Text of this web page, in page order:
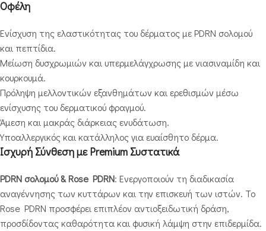
Οφέλη
Ενίσχυση της ελαστικότητας του δέρματος με PDRN σολομού
και πεπτίδια.
Μείωση δυσχρωμιών και υπερμελάγχρωσης με νιασιναμίδη και
κουρκουμά.
Πρόληψη μελλοντικών εξανθημάτων και ερεθισμών μέσω
ενίσχυσης του δερματικού φραγμού.
Άμεση και μακράς διάρκειας ενυδάτωση.
Υποαλλεργικός και κατάλληλος για ευαίσθητο δέρμα.
Ισχυρή Σύνθεση με Premium Συστατικά
PDRN σολομού & Rose PDRN: Ενεργοποιούν τη διαδικασία
αναγέννησης των κυττάρων και την επισκευή των ιστών. Το
Rose PDRN προσφέρει επιπλέον αντιοξειδωτική δράση,
προσδίδοντας καθαρότητα και φυσική λάμψη στην επιδερμίδα.